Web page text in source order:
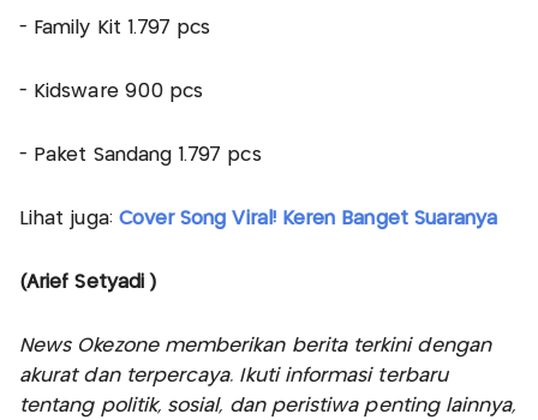
- Family Kit 1.797 pcs
- Kidsware 900 pcs
- Paket Sandang 1.797 pcs
Lihat juga: Cover Song Viral! Keren Banget Suaranya
(Arief Setyadi )
News Okezone memberikan berita terkini dengan
akurat dan terpercaya. Ikuti informasi terbaru
tentang politik, sosial, dan peristiwa penting lainnya,